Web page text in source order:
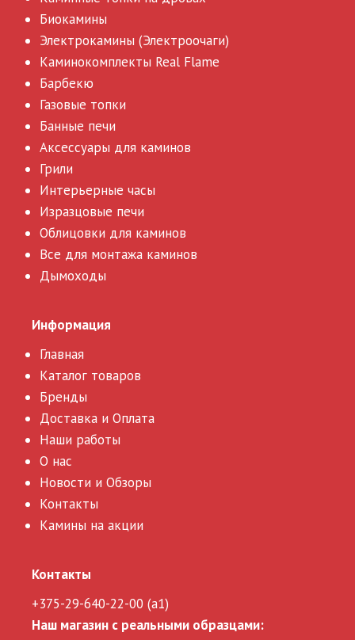
Биокамины
Электрокамины (Электроочаги)
Каминокомплекты Real Flame
Барбекю
Газовые топки
Банные печи
Аксессуары для каминов
Грили
Интерьерные часы
Изразцовые печи
Облицовки для каминов
Все для монтажа каминов
Дымоходы
Информация
Главная
Каталог товаров
Бренды
Доставка и Оплата
Наши работы
О нас
Новости и Обзоры
Контакты
Камины на акции
Контакты
+375-29-640-22-00 (a1)
Наш магазин с реальными образцами: